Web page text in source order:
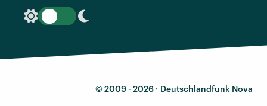
© 2009 - 2026 · Deutschlandfunk Nova